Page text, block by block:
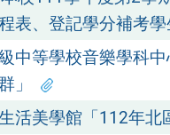
表、登記學分補考學
中等學校音樂學科
」
活美學館「112年